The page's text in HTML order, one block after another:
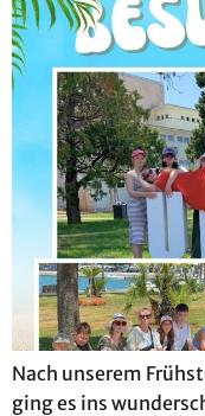
Nach unserem
ging es ins